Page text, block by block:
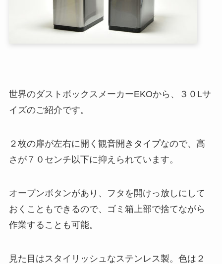
世界のダストボックスメーカーEKOから、３０Lサ
イズのご紹介です。
２枚の扉が左右に開く観音開きタイプなので、高
さが７０センチ以下に抑えられています。
オープンボタンがあり、フタを開けっ放しにして
おくこともできるので、ゴミ箱上部で捨てながら
作業することも可能。
見た目はスタイリッシュなステンレス製。色は２